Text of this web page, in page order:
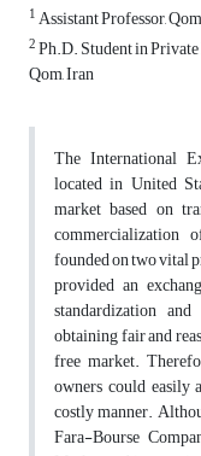
1Assistant Professor,
2Ph.D. Student in
Qom, Iran
The International
located in United
market based on
commercialization
founded on two vital
provided an
standardization
obtaining fair and
free market.
owners could
costly manner.
Fara-Bourse